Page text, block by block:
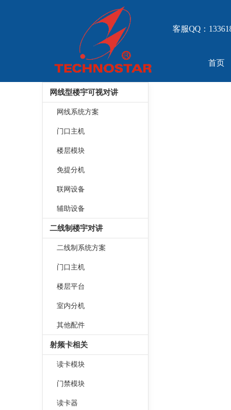
首页
客服QQ：
网线型楼宇可视对讲
网线系统方案
门口主机
楼层模块
免提分机
联网设备
辅助设备
二线制楼宇对讲
二线制系统方案
门口主机
楼层平台
室内分机
其他配件
射频卡相关
读卡模块
门禁模块
读卡器